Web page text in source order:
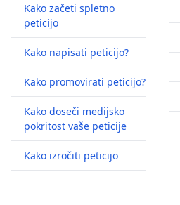
Kako začeti spletno
peticijo
Kako napisati peticijo?
Kako promovirati peticijo?
Kako doseči medijsko
pokritost vaše peticije
Kako izročiti peticijo